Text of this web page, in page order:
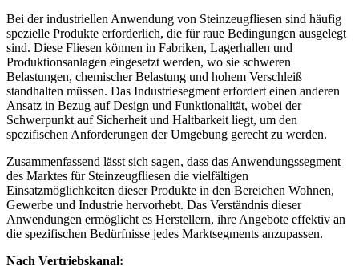
Bei der industriellen Anwendung von Steinzeugfliesen sind häufig
spezielle Produkte erforderlich, die für raue Bedingungen ausgelegt
sind. Diese Fliesen können in Fabriken, Lagerhallen und
Produktionsanlagen eingesetzt werden, wo sie schweren
Belastungen, chemischer Belastung und hohem Verschleiß
standhalten müssen. Das Industriesegment erfordert einen anderen
Ansatz in Bezug auf Design und Funktionalität, wobei der
Schwerpunkt auf Sicherheit und Haltbarkeit liegt, um den
spezifischen Anforderungen der Umgebung gerecht zu werden.
Zusammenfassend lässt sich sagen, dass das Anwendungssegment
des Marktes für Steinzeugfliesen die vielfältigen
Einsatzmöglichkeiten dieser Produkte in den Bereichen Wohnen,
Gewerbe und Industrie hervorhebt. Das Verständnis dieser
Anwendungen ermöglicht es Herstellern, ihre Angebote effektiv an
die spezifischen Bedürfnisse jedes Marktsegments anzupassen.
Nach Vertriebskanal: